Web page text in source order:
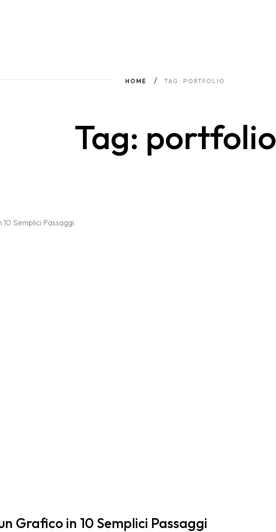
HOME TAG: PORTFOLIO
Tag: portfolio
Grafico in 10 Semplici Passaggi